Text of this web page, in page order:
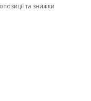
та знижки